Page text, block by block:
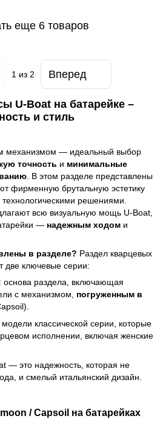
еще 6 товаров
1из 2 Вперед
U-Boat на батарейке –
и стиль
механизмом — идеальный выбор
точность и минимальные
. В этом разделе представлены
фирменную брутальную эстетику
решениями.
всю визуальную мощь U-Boat,
— надежным ходом и
в разделе? Раздел кварцевых
две ключевые серии:
основа раздела, включающая
с механизмом, погруженным в
классической серии, которые
исполнении, включая женские
— это надежность, которая не
и смелый итальянский дизайн.
/ Capsoil на батарейках